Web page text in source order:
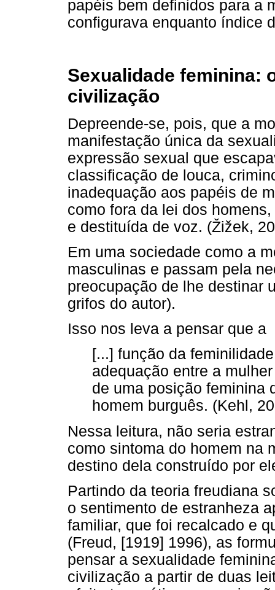
papéis bem definidos para a
configurava enquanto índice
Sexualidade feminina:
civilização
Depreende-se, pois, que a
manifestação única da
expressão sexual que
classificação de louca,
inadequação aos papéis de
como fora da lei dos
e destituída de voz. (Žižek,
Em uma sociedade como a
masculinas e passam pela
preocupação de lhe destinar
grifos do autor).
Isso nos leva a pensar que a
[...] função da
adequação entre a
de uma posição feminina
homem burguês. (Kehl,
Nessa leitura, não seria
como sintoma do homem na
destino dela construído por
Partindo da teoria freudiana
o sentimento de estranheza
familiar, que foi recalcado e
(Freud, [1919] 1996), as
pensar a sexualidade
civilização a partir de duas